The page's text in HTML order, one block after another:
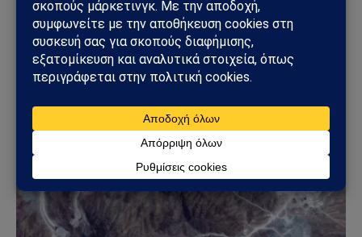
ΗΠΑ: «Όχι» στην επιστροφή της Τουρκίας στα F-
35 – Η επιστολή προς το Κογκρέσο που διατηρεί
το αδιέξοδο με τους S-400
25/07/2026